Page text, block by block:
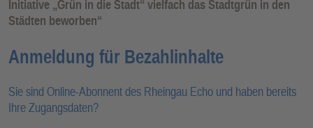
Initiative „Grün in die Stadt“ vielfach das Stadtgrün in den
Städten beworben“
Anmeldung für Bezahlinhalte
Sie sind Online-Abonnent des Rheingau Echo und haben bereits
Ihre Zugangsdaten?